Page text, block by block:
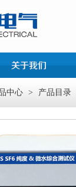
中心 > 产品目录